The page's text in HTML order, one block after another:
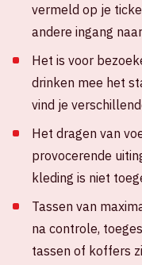
vermeld op je
andere ingang
Het is voor
drinken mee het
vind je
Het dragen van
provocerende
kleding is niet
Tassen van
na controle,
tassen of koffers